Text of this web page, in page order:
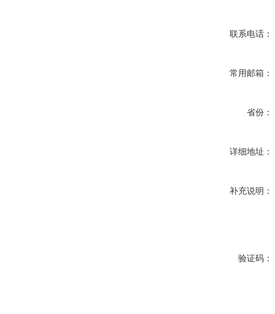
联系电话：
常用邮箱：
省份：
详细地址：
补充说明：
验证码：